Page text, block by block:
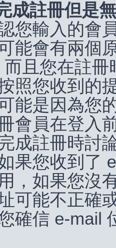
成註冊但是
您輸入的會
能會有兩個
而且您在註
照您收到的
能是因為您
會員在登入
成註冊時討
果您收到了
，如果您沒
可能不正確
確信 e-mail